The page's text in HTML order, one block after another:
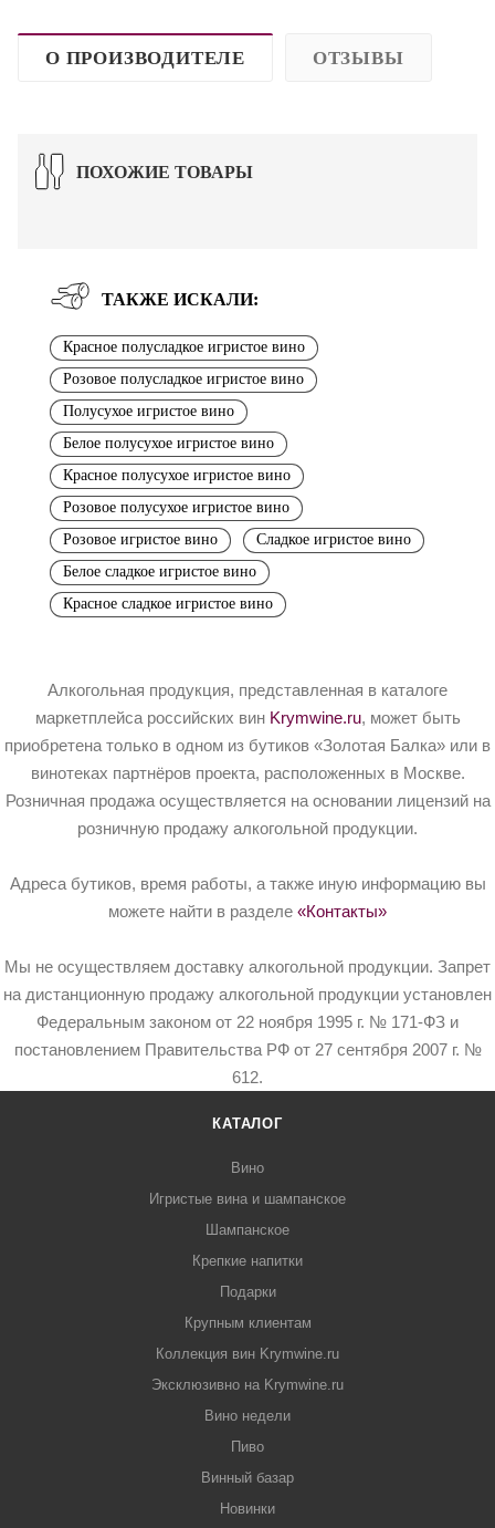
О ПРОИЗВОДИТЕЛЕ ОТЗЫВЫ
ПОХОЖИЕ ТОВАРЫ
ТАКЖЕ ИСКАЛИ:
Красное полусладкое игристое вино
Розовое полусладкое игристое вино
Полусухое игристое вино
Белое полусухое игристое вино
Красное полусухое игристое вино
Розовое полусухое игристое вино
Розовое игристое вино
Сладкое игристое вино
Белое сладкое игристое вино
Красное сладкое игристое вино
Алкогольная продукция, представленная в каталоге
маркетплейса российских вин Krymwine.ru, может быть
приобретена только в одном из бутиков «Золотая Балка» или в
винотеках партнёров проекта, расположенных в Москве.
Розничная продажа осуществляется на основании лицензий на
розничную продажу алкогольной продукции.
Адреса бутиков, время работы, а также иную информацию вы
можете найти в разделе «Контакты»
Мы не осуществляем доставку алкогольной продукции. Запрет
на дистанционную продажу алкогольной продукции установлен
Федеральным законом от 22 ноября 1995 г. № 171-ФЗ и
постановлением Правительства РФ от 27 сентября 2007 г. №
612.
КАТАЛОГ
Вино
Игристые вина и шампанское
Шампанское
Крепкие напитки
Подарки
Крупным клиентам
Коллекция вин Krymwine.ru
Эксклюзивно на Krymwine.ru
Вино недели
Пиво
Винный базар
Новинки